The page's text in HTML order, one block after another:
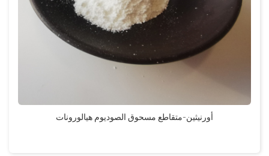
أورنيثين-متقاطع مسحوق الصوديوم هيالورونات